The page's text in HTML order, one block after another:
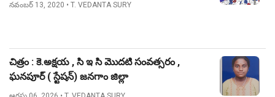
నవంబర్ 13, 2020 • T. VEDANTA SURY
చిత్రం : కె.అక్షయ , సి ఇ సి మొదటి సంవత్సరం ,
ఘనపూర్ ( స్టేషన్) జనగాం జిల్లా